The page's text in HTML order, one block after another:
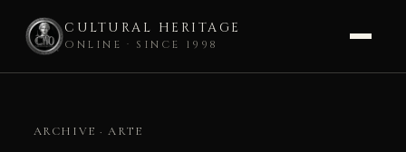
CULTURAL HERITAGE
ONLINE · SINCE 1998
contentARCHIVE · ARTE